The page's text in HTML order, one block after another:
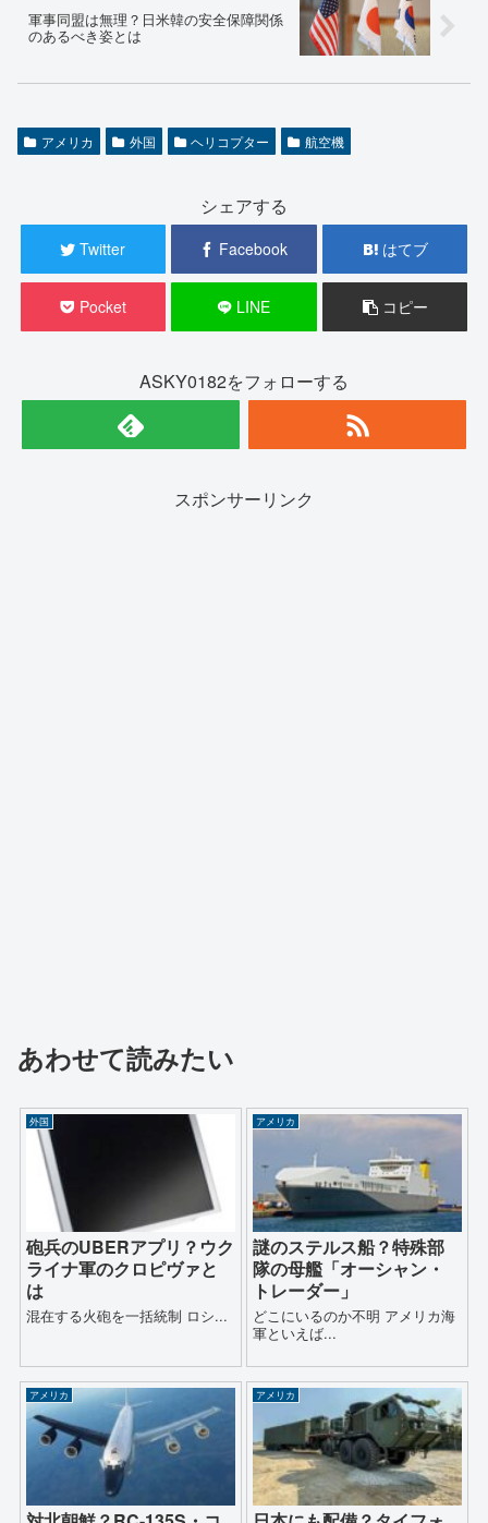
軍事同盟は無理？日米韓の安全保障関係
のあるべき姿とは
アメリカ 外国 ヘリコプター 航空機
シェアする
Twitter Facebook はてブ
Pocket LINE コピー
ASKY0182をフォローする
スポンサーリンク
あわせて読みたい
外国
砲兵のUBERアプリ？ウク
ライナ軍のクロピヴァと
は
混在する火砲を一括統制 ロシ...
アメリカ
謎のステルス船？特殊部
隊の母艦「オーシャン・
トレーダー」
どこにいるのか不明 アメリカ海
軍といえば...
アメリカ アメリカ